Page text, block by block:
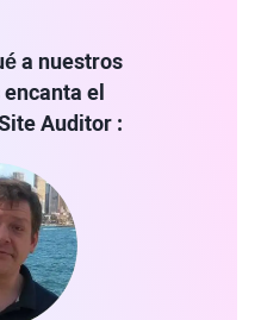
a nuestros
el
Auditor :